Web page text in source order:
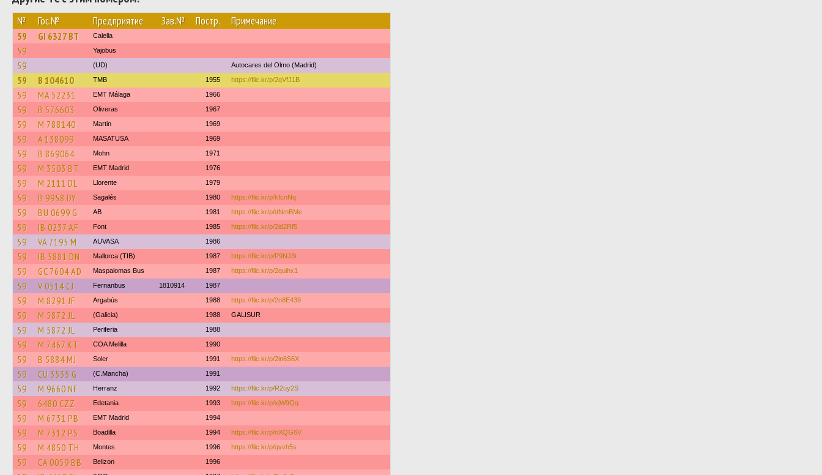
№ Гос.№ Предприятие Зав.№ Постр. Примечание
59 GI 6327 BT Calella
59 Yajobus
59 (UD) Autocares del Olmo (Madrid)
59 B 104610 TMB 1955 https://flic.kr/p/2qVfJ1B
59 MA 52231 EMT Málaga 1966
59 B 576603 Oliveras 1967
59 M 788140 Martin 1969
59 A 138099 MASATUSA 1969
59 B 869064 Mohn 1971
59 M 3503 BT EMT Madrid 1976
59 M 2111 DL Llorente 1979
59 B 9958 DY Sagalés 1980 https://flic.kr/p/kfcnNq
59 BU 0699 G AB 1981 https://flic.kr/p/dNmBMe
59 IB 0237 AF Font 1985 https://flic.kr/p/2id2Rf5
59 VA 7195 M AUVASA 1986
59 IB 5881 DN Mallorca (TIB) 1987 https://flic.kr/p/P9NJ3t
59 GC 7604 AD Maspalomas Bus 1987 https://flic.kr/p/2quihx1
59 V 0514 CJ Fernanbus 1810914 1987
59 M 8291 JF Argabús 1988 https://flic.kr/p/2n8E439
59 M 5872 JL (Galicia) 1988 GALISUR
59 M 5872 JL Periferia 1988
59 M 7467 KT COA Melilla 1990
59 B 5884 MJ Soler 1991 https://flic.kr/p/2in6S6X
59 CU 3535 G (C.Mancha) 1991
59 M 9660 NF Herranz 1992 https://flic.kr/p/R2uy2S
59 6480 CZZ Edetania 1993 https://flic.kr/p/xjW9Qq
59 M 6731 PB EMT Madrid 1994
59 M 7312 PS Boadilla 1994 https://flic.kr/p/nXQG6V
59 M 4850 TH Montes 1996 https://flic.kr/p/qvvh5s
59 CA 0059 BB Belizon 1996